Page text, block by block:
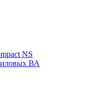
NS
ВА